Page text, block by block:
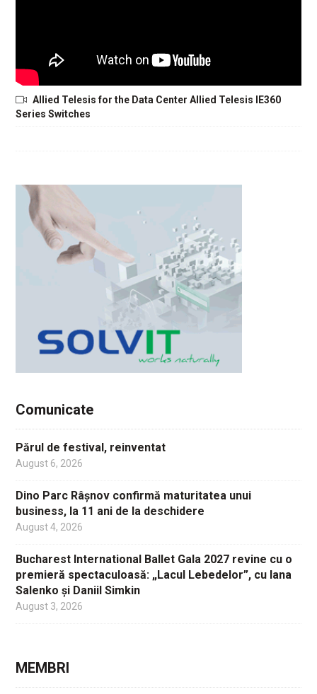
Allied Telesis for the Data Center Allied Telesis IE360
Series Switches
Comunicate
Părul de festival, reinventat
August 6, 2026
Dino Parc Râșnov confirmă maturitatea unui
business, la 11 ani de la deschidere
August 4, 2026
Bucharest International Ballet Gala 2027 revine cu o
premieră spectaculoasă: „Lacul Lebedelor”, cu Iana
Salenko și Daniil Simkin
August 3, 2026
MEMBRI